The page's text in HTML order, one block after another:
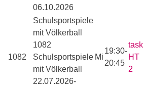
06.10.2026
1082
Schulsportspiele
mit Völkerball
1082
Schulsportspiele
mit Völkerball
22.07.2026-
Mi
19:30-
20:45
task
HT
2